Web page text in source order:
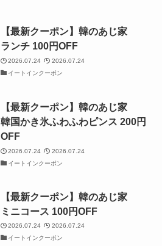
【最新クーポン】韓のあじ家
ランチ 100円OFF
2026.07.24
2026.07.24
イートインクーポン
【最新クーポン】韓のあじ家
韓国かき氷ふわふわピンス 200円
OFF
2026.07.24
2026.07.24
イートインクーポン
【最新クーポン】韓のあじ家
ミニコース 100円OFF
2026.07.24
2026.07.24
イートインクーポン